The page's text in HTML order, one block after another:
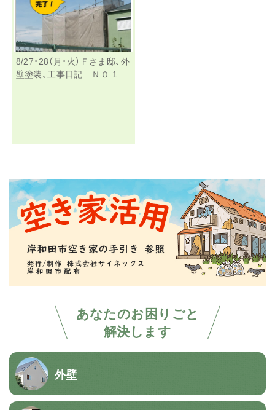
あなたのお困りごと
解決します
外壁
8/27・28（月・火）Ｆさま邸、外
壁塗装、工事日記 ＮＯ.1